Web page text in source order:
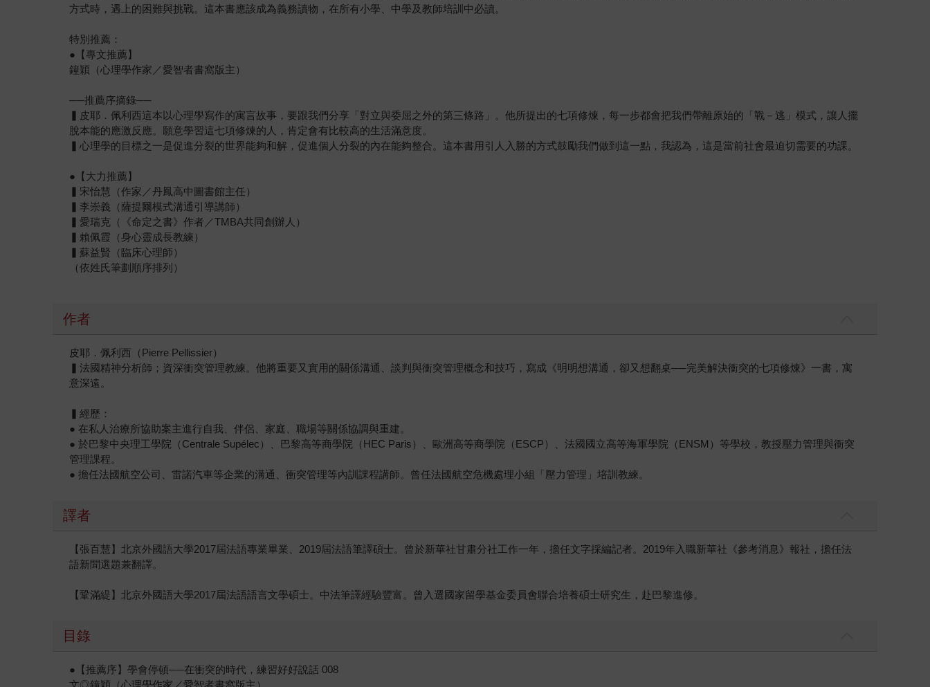
方式時，遇上的困難與挑戰。這本書應該成為義務讀物，在所有小學、中學及教師培訓中必讀。
特別推薦：
●【專文推薦】
鐘穎（心理學作家／愛智者書窩版主）
──推薦序摘錄──
▍皮耶．佩利西這本以心理學寫作的寓言故事，要跟我們分享「對立與委屈之外的第三條路」。他所提出的七項修煉，每一步都會把我們帶離原始的「戰－逃」模式，讓人擺
脫本能的應激反應。願意學習這七項修煉的人，肯定會有比較高的生活滿意度。
▍心理學的目標之一是促進分裂的世界能夠和解，促進個人分裂的內在能夠整合。這本書用引人入勝的方式鼓勵我們做到這一點，我認為，這是當前社會最迫切需要的功課。
●【大力推薦】
▍宋怡慧（作家／丹鳳高中圖書館主任）
▍李崇義（薩提爾模式溝通引導講師）
▍愛瑞克（《命定之書》作者／TMBA共同創辦人）
▍賴佩霞（身心靈成長教練）
▍蘇益賢（臨床心理師）
（依姓氏筆劃順序排列）
作者
皮耶．佩利西（Pierre Pellissier）
▍法國精神分析師；資深衝突管理教練。他將重要又實用的關係溝通、談判與衝突管理概念和技巧，寫成《明明想溝通，卻又想翻桌──完美解決衝突的七項修煉》一書，寓
意深遠。
▍經歷：
● 在私人治療所協助案主進行自我、伴侶、家庭、職場等關係協調與重建。
● 於巴黎中央理工學院（Centrale Supélec）、巴黎高等商學院（HEC Paris）、歐洲高等商學院（ESCP）、法國國立高等海軍學院（ENSM）等學校，教授壓力管理與衝突
管理課程。
● 擔任法國航空公司、雷諾汽車等企業的溝通、衝突管理等內訓課程講師。曾任法國航空危機處理小組「壓力管理」培訓教練。
譯者
【張百慧】北京外國語大學2017屆法語專業畢業、2019屆法語筆譯碩士。曾於新華社甘肅分社工作一年，擔任文字採編記者。2019年入職新華社《參考消息》報社，擔任法
語新聞選題兼翻譯。
【鞏滿緹】北京外國語大學2017屆法語語言文學碩士。中法筆譯經驗豐富。曾入選國家留學基金委員會聯合培養碩士研究生，赴巴黎進修。
目錄
●【推薦序】學會停頓──在衝突的時代，練習好好說話 008
文◎鐘穎（心理學作家／愛智者書窩版主）